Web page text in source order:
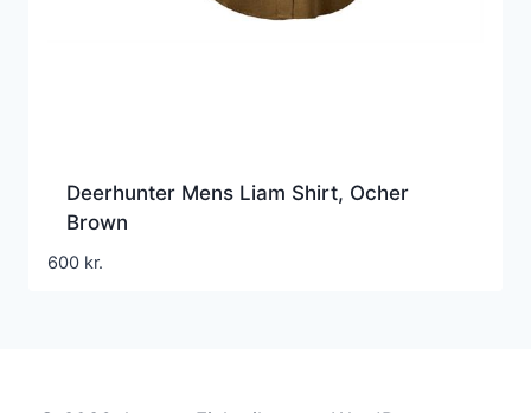
Deerhunter Mens Liam Shirt, Ocher
Brown
600 kr.